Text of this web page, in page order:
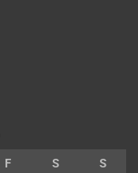
F S S